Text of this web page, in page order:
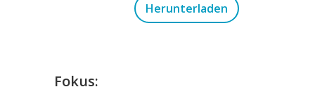
Herunterladen
Fokus: